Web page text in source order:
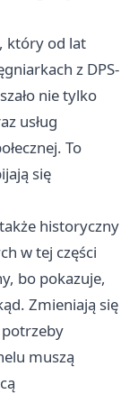
który od lat
z DPS-
nie tylko
usług
To
się
historyczny
w tej części
bo pokazuje,
Zmieniają się
muszą